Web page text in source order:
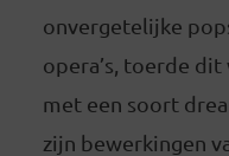
onvergetelijke
opera’s, toerde
met een soort
zijn bewerkingen